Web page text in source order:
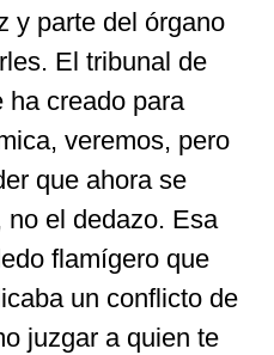
y parte del órgano
El tribunal de
ha creado para
veremos, pero
que ahora se
no el dedazo. Esa
flamígero que
un conflicto de
juzgar a quien te